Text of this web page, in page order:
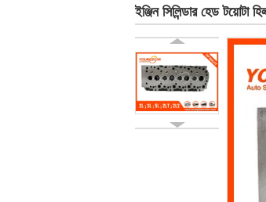
ইঞ্জিন সিলিন্ডার হেড